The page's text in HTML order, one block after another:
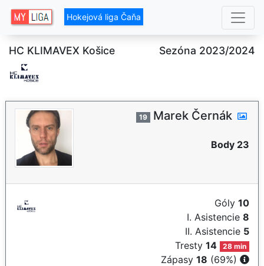
Hokejová liga Čaňa
HC KLIMAVEX Košice Sezóna 2023/2024
19 Marek Černák
Body 23
Góly 10
I. Asistencie 8
II. Asistencie 5
Tresty14 28 min
Zápasy 18 (69%)